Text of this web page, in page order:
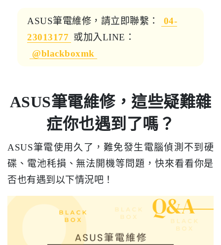
ASUS筆電維修，請立即聯繫：
04-
23013177 或加入LINE：
@blackboxmk
ASUS筆電維修，這些疑難雜
症你也遇到了嗎？
ASUS筆電使用久了，難免發生電腦偵測不到硬
碟、電池秏損、無法開機等問題，快來看看你是
否也有遇到以下情況吧！